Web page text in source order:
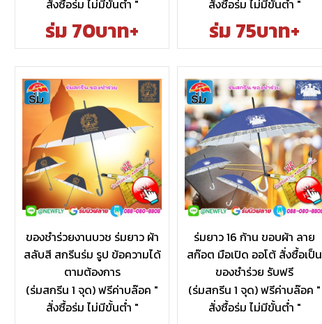
สั่งซื้อร่ม ไม่มีขั้นต่ำ "
ร่ม 70บาท+
สั่งซื้อร่ม ไม่มีขั้นต่ำ "
ร่ม 75บาท+
ของชำร่วยงานบวช ร่มยาว ผ้า
สลับสี สกรีนร่ม รูป ข้อความได้
ตามต้องการ
(ร่มสกรีน 1 จุด) ฟรีค่าบล๊อค "
สั่งซื้อร่ม ไม่มีขั้นต่ำ "
ร่มยาว 16 ก้าน ขอบผ้า ลาย
สก๊อต มือเปิด ออโต้ สั่งซื้อเป็น
ของชำร่วย รับฟรี
(ร่มสกรีน 1 จุด) ฟรีค่าบล๊อค "
สั่งซื้อร่ม ไม่มีขั้นต่ำ "